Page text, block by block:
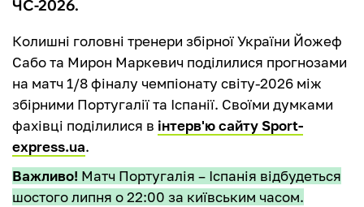
ЧС-2026.
Колишні головні тренери збірної України Йожеф
Сабо та Мирон Маркевич поділилися прогнозами
на матч 1/8 фіналу чемпіонату світу-2026 між
збірними Португалії та Іспанії. Своїми думками
фахівці поділилися в інтерв'ю сайту Sport-
express.ua.
Важливо! Матч Португалія – Іспанія відбудеться
шостого липня о 22:00 за київським часом.